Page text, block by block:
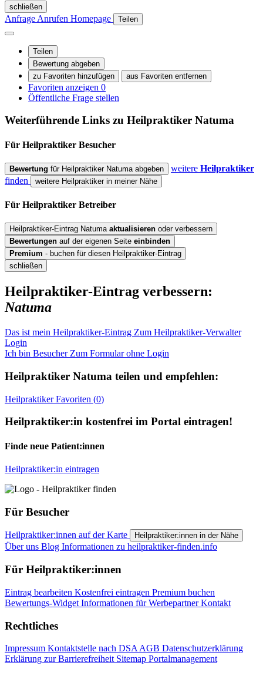
schließen
Anfrage Anrufen Homepage Teilen
Teilen
Bewertung abgeben
zu Favoriten hinzufügen
aus Favoriten entfernen
Favoriten anzeigen 0
Öffentliche Frage stellen
Weiterführende Links zu Heilpraktiker Natuma
Für Heilpraktiker Besucher
Bewertung für Heilpraktiker Natuma abgeben weitere Heilpraktiker
finden
weitere Heilpraktiker in meiner Nähe
Für Heilpraktiker Betreiber
Heilpraktiker-Eintrag Natuma aktualisieren oder verbessern
Bewertungen auf der eigenen Seite einbinden
Premium - buchen für diesen Heilpraktiker-Eintrag
schließen
Heilpraktiker-Eintrag verbessern:
Natuma
Das ist mein Heilpraktiker-Eintrag Zum Heilpraktiker-Verwalter
Login
Ich bin Besucher Zum Formular ohne Login
Heilpraktiker Natuma teilen und empfehlen:
HeilpraktikerFavoriten (0)
Heilpraktiker:in kostenfrei im Portal eintragen!
Finde neue Patient:innen
Heilpraktiker:in eintragen
Für Besucher
Heilpraktiker:innen auf der Karte Heilpraktiker:innen in der Nähe
Über uns Blog Informationen zu heilpraktiker-finden.info
Für Heilpraktiker:innen
Eintrag bearbeiten Kostenfrei eintragen Premium buchen
Bewertungs-Widget Informationen für WerbepartnerKontakt
Rechtliches
Impressum Kontaktstelle nach DSA AGB Datenschutzerklärung
Erklärung zur Barrierefreiheit Sitemap Portalmanagement